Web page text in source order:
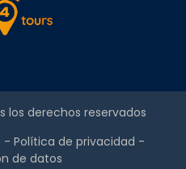
los derechos reservados
- Política de privacidad -
de datos